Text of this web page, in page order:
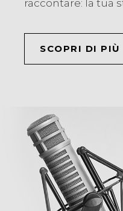
raccontare: la tua
SCOPRI DI PIÙ